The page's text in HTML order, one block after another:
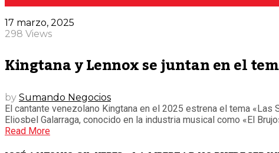
17 marzo, 2025
298 Views
Kingtana y Lennox se juntan en el
by Sumando Negocios
El cantante venezolano Kingtana en el 2025 estrena el tema
Eliosbel Galarraga, conocido en la industria musical como «El
Read More